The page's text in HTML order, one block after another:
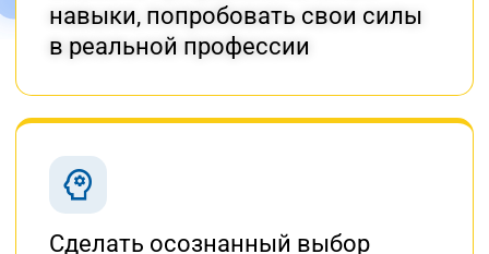
навыки, попробовать свои силы
в реальной профессии
Сделать осознанный выбор